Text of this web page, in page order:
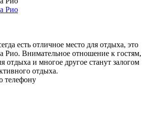
Рио
есть отличное место для отдыха, это
Рио. Внимательное отношение к гостям,
отдыха и многое другое станут залогом
отдыха.
телефону